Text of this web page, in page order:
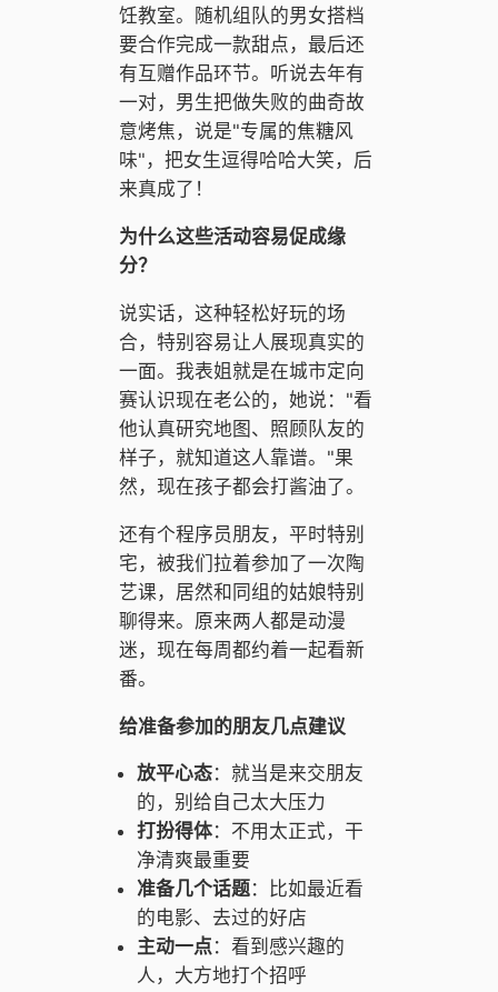
饪教室。随机组队的男女搭档
要合作完成一款甜点，最后还
有互赠作品环节。听说去年有
一对，男生把做失败的曲奇故
意烤焦，说是"专属的焦糖风
味"，把女生逗得哈哈大笑，后
来真成了！
为什么这些活动容易促成缘
分？
说实话，这种轻松好玩的场
合，特别容易让人展现真实的
一面。我表姐就是在城市定向
赛认识现在老公的，她说："看
他认真研究地图、照顾队友的
样子，就知道这人靠谱。"果
然，现在孩子都会打酱油了。
还有个程序员朋友，平时特别
宅，被我们拉着参加了一次陶
艺课，居然和同组的姑娘特别
聊得来。原来两人都是动漫
迷，现在每周都约着一起看新
番。
给准备参加的朋友几点建议
放平心态：就当是来交朋友
的，别给自己太大压力
打扮得体：不用太正式，干
净清爽最重要
准备几个话题：比如最近看
的电影、去过的好店
主动一点 ：看到感兴趣的
人，大方地打个招呼